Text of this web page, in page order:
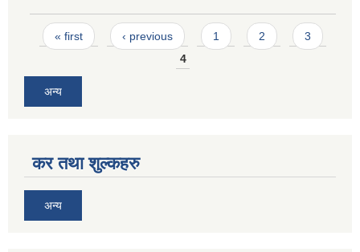
Pages
« first ‹ previous 1 2
3
4
अन्य
कर तथा शुल्कहरु
अन्य